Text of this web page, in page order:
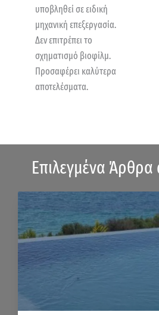
υποβληθεί σε ειδική
μηχανική επεξεργασία.
Δεν επιτρέπει το
σχηματισμό βιοφίλμ.
Προσαφέρει καλύτερα
αποτελέσματα.
Επιλεγμένα